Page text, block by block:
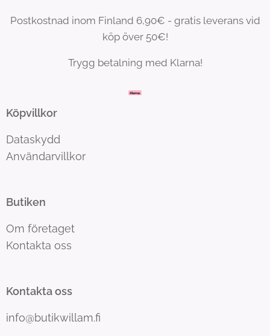
Postkostnad inom Finland 6,90€ - gratis leverans vid
köp över 50€!
Trygg betalning med Klarna!
Köpvillkor
Dataskydd
Användarvillkor
Butiken
Om företaget
Kontakta oss
Kontakta oss
info@butikwillam.fi